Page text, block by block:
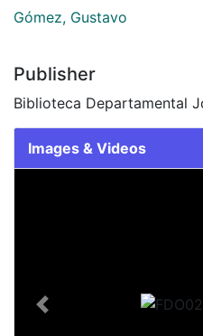
Gómez, Gustavo
Publisher
Biblioteca Departamental
Images & Videos
Previous